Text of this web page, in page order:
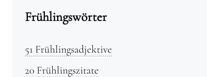
Frühlingswörter
51 Frühlingsadjektive
20 Frühlingszitate